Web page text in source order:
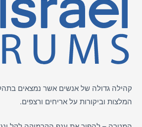
קהילה גדולה של אנשים אשר נמצאים
המלצות וביקורות על אריחים ורצפים.